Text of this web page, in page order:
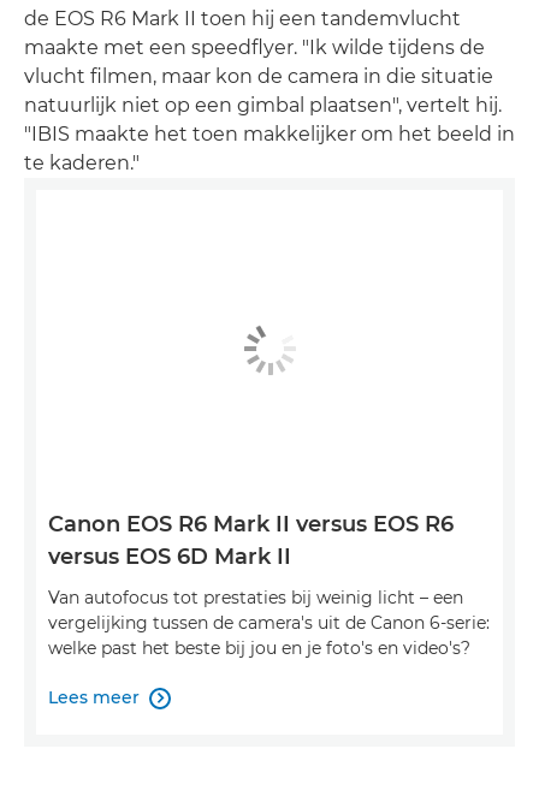
de EOS R6 Mark II toen hij een tandemvlucht
maakte met een speedflyer. "Ik wilde tijdens de
vlucht filmen, maar kon de camera in die situatie
natuurlijk niet op een gimbal plaatsen", vertelt hij.
"IBIS maakte het toen makkelijker om het beeld in
te kaderen."
Canon EOS R6 Mark II versus EOS R6
versus EOS 6D Mark II
Van autofocus tot prestaties bij weinig licht – een
vergelijking tussen de camera's uit de Canon 6-serie:
welke past het beste bij jou en je foto's en video's?
Lees meer 